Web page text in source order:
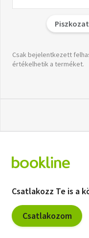
Csak bejelentkezett
értékelhetik a terméket.
Csatlakozz Te is a
Csatlakozom